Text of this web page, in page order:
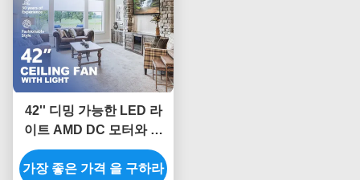
42'' 디밍 가능한 LED 라
이트 AMD DC 모터와 함
께 철수 가능한 천장 팬
가장 좋은 가격 을 구하라